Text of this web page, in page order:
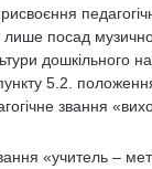
посад
дошкільного
5.2.
звання
«учитель –